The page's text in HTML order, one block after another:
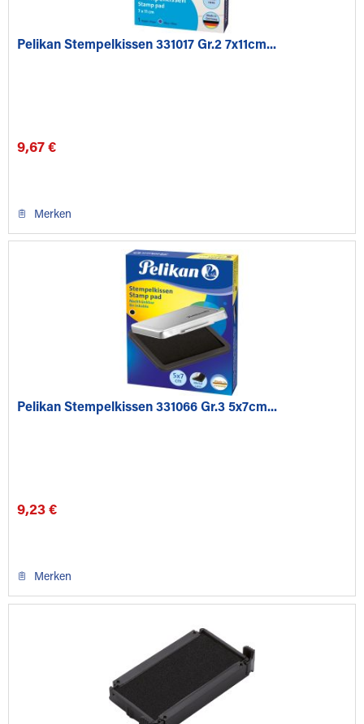
Pelikan Stempelkissen 331017 Gr.2 7x11cm...
9,67 €
Merken
Pelikan Stempelkissen 331066 Gr.3 5x7cm...
9,23 €
Merken